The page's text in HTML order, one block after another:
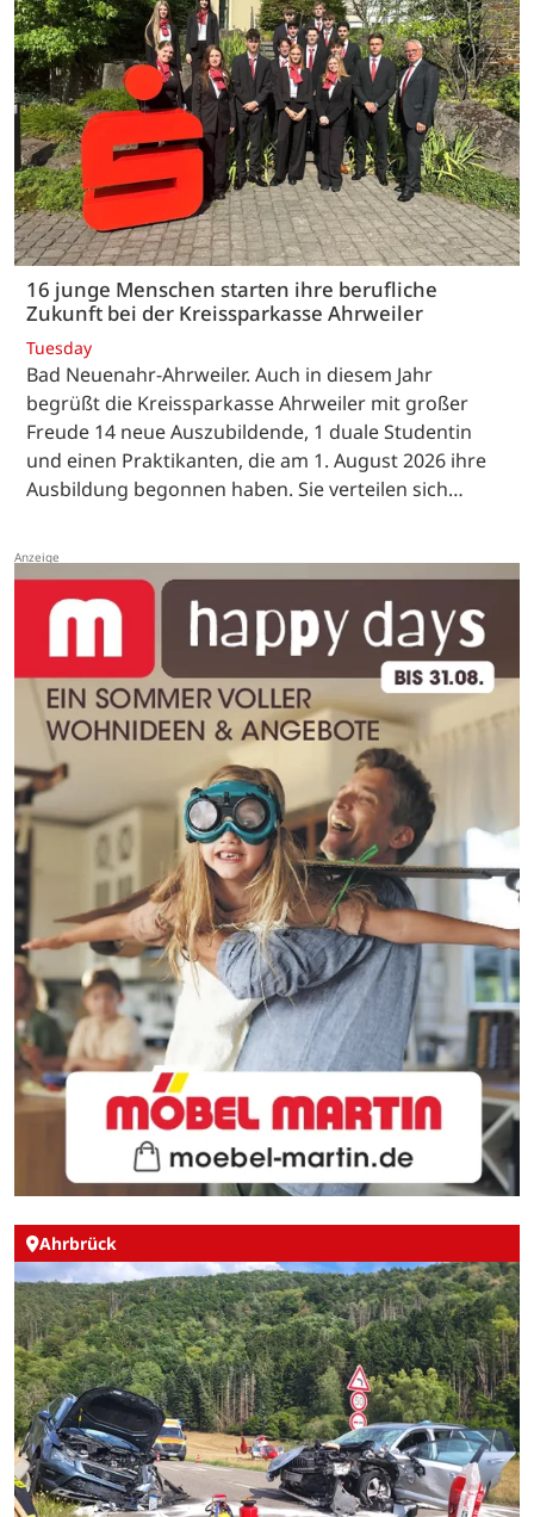
16 junge Menschen starten ihre berufliche
Zukunft bei der Kreissparkasse Ahrweiler
Tuesday
Bad Neuenahr-Ahrweiler. Auch in diesem Jahr
begrüßt die Kreissparkasse Ahrweiler mit großer
Freude 14 neue Auszubildende, 1 duale Studentin
und einen Praktikanten, die am 1. August 2026 ihre
Ausbildung begonnen haben. Sie verteilen sich…
Ahrbrück